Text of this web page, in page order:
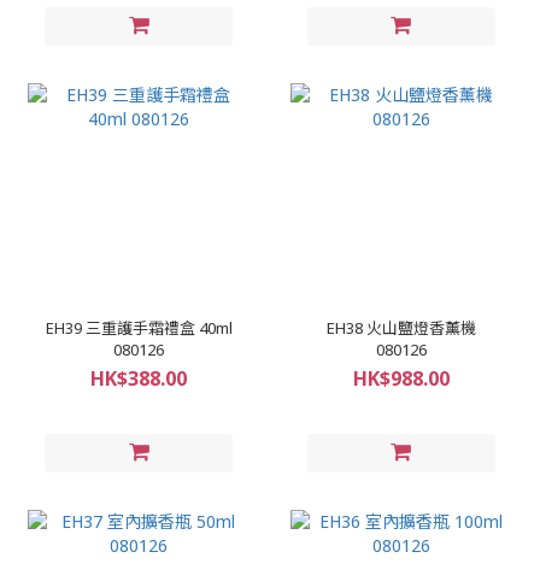
EH39 三重護手霜禮盒 40ml
080126
HK$388.00
EH38 火山鹽燈香薰機
080126
HK$988.00